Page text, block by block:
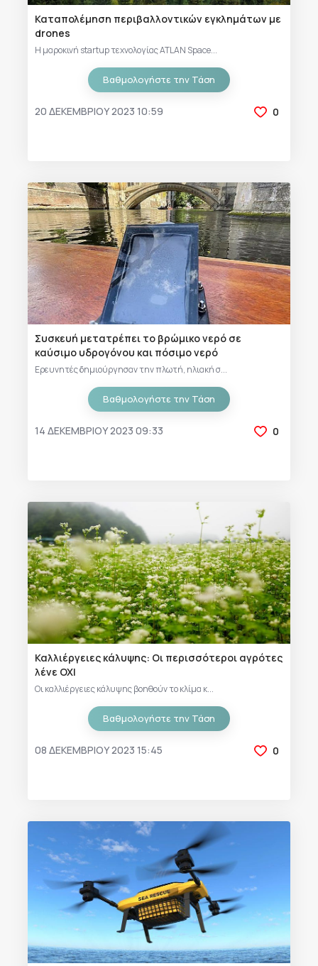
Καταπολέμηση περιβαλλοντικών εγκλημάτων με
drones
Η μαροκινή startup τεχνολογίας ATLAN Space...
Βαθμολογήστε την Τάση
20 ΔΕΚΕΜΒΡΊΟΥ 2023 10:59 0
Συσκευή μετατρέπει το βρώμικο νερό σε
καύσιμο υδρογόνου και πόσιμο νερό
Ερευνητές δημιούργησαν την πλωτή, ηλιακή σ...
Βαθμολογήστε την Τάση
14 ΔΕΚΕΜΒΡΊΟΥ 2023 09:33 0
Καλλιέργειες κάλυψης: Οι περισσότεροι αγρότες
λένε ΟΧΙ
Οι καλλιέργειες κάλυψης βοηθούν το κλίμα κ...
Βαθμολογήστε την Τάση
08 ΔΕΚΕΜΒΡΊΟΥ 2023 15:45 0